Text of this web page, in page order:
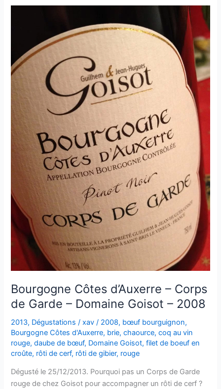
–
Domaine
d’Aupilhac
–
1998
Bourgogne Côtes d’Auxerre – Corps
de Garde – Domaine Goisot – 2008
2013, Dégustations /xav/ 2008, bœuf bourguignon,
Bourgogne Côtes d'Auxerre, brie,chaource,coq au vin
rouge,daube de bœuf, Domaine Goisot,filet de boeuf en
croûte, rôti de cerf, rôti de gibier, rouge
Dégusté le 25/12/2013. Pourquoi pas un Corps de Garde
rouge de chez Goisot pour accompagner un rôti de cerf ?